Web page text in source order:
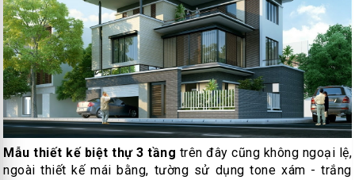
Mẫu thiết kế biệt thự 3 tầng trên đây cũng không ngoại lệ,
ngoài thiết kế mái bằng, tường sử dụng tone xám - trắng